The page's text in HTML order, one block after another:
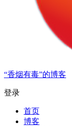
“香烟有毒”的博客
登录
首页
博客